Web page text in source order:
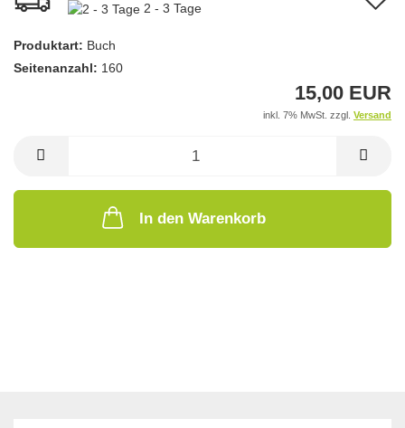
2 - 3 Tage
Produktart: Buch
Seitenanzahl: 160
15,00 EUR
inkl. 7% MwSt. zzgl. Versand
In den Warenkorb